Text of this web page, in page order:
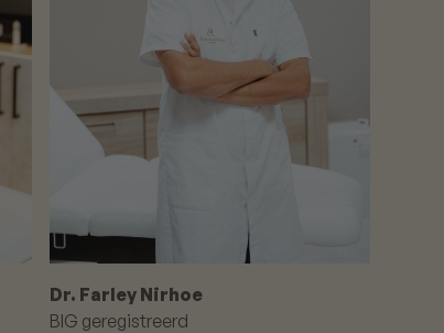
Dr. Farley Nirhoe
BIG geregistreerd